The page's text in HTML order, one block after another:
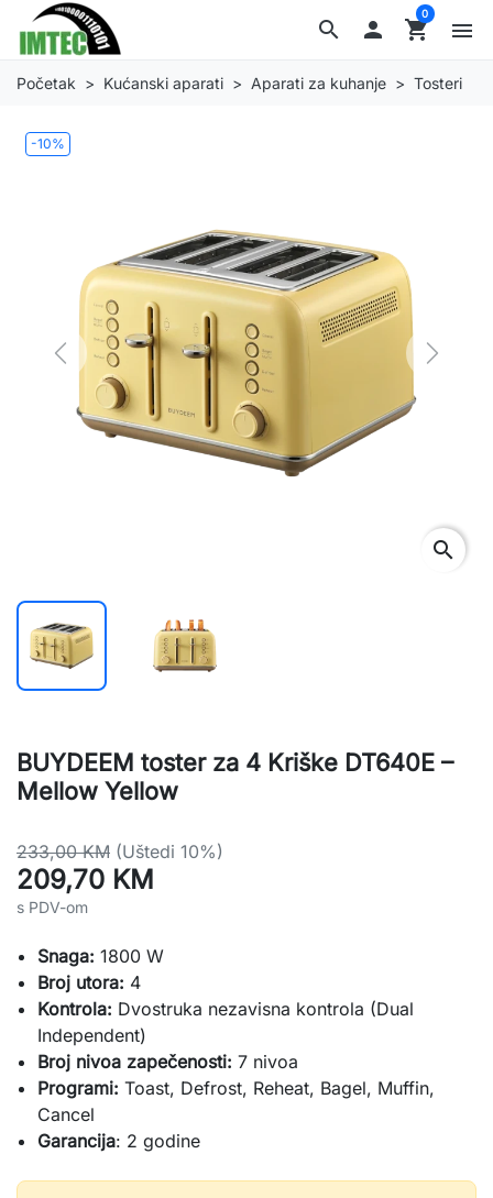
search  shopping_cart
0
menu
Početak Kućanski aparati Aparati za kuhanje Tosteri
-10%
Previous Next
search
BUYDEEM toster za 4 Kriške DT640E –
Mellow Yellow
233,00 KM (Uštedi 10%)
209,70 KM
s PDV-om
Snaga: 1800 W
Broj utora: 4
Kontrola: Dvostruka nezavisna kontrola (Dual
Independent)
Broj nivoa zapečenosti: 7 nivoa
Programi: Toast, Defrost, Reheat, Bagel, Muffin,
Cancel
Garancija: 2 godine